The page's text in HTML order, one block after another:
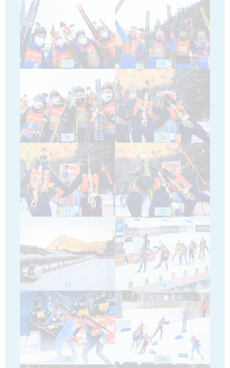
7 8
9 10
11 12
13 14
15 16